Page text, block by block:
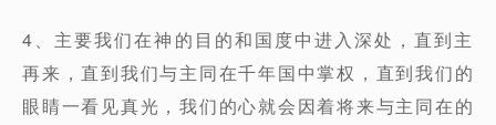
4、主要我们在神的目的和国度中进入深处，直到主
再来，直到我们与主同在千年国中掌权，直到我们的
眼睛一看见真光，我们的心就会因着将来与主同在的